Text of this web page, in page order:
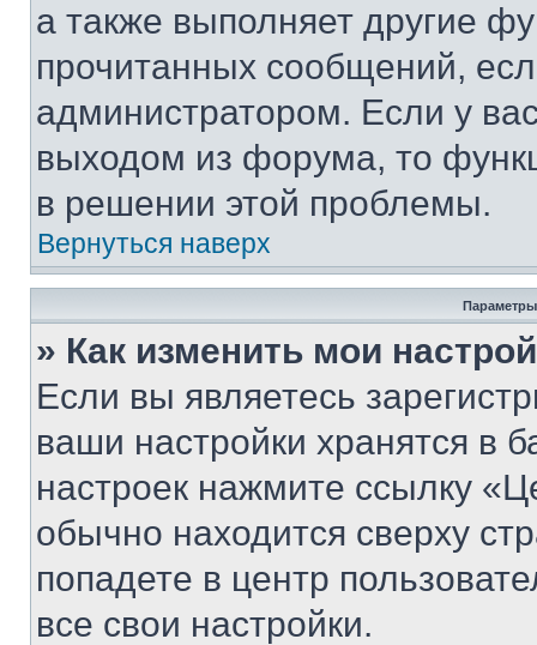
а также выполняет другие
прочитанных сообщений,
администратором. Если у
выходом из форума, то
в решении этой проблемы.
Вернуться наверх
Параметры
» Как изменить мои
Если вы являетесь
ваши настройки хранятся в
настроек нажмите ссылку
обычно находится сверху
попадете в центр
все свои настройки.